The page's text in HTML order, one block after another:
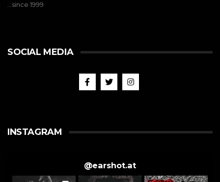
…since 1999
SOCIAL MEDIA
INSTAGRAM
@earshot.at